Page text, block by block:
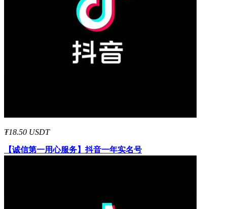
₮18.50 USDT
【诚信第一用心服务】抖音一年实名号